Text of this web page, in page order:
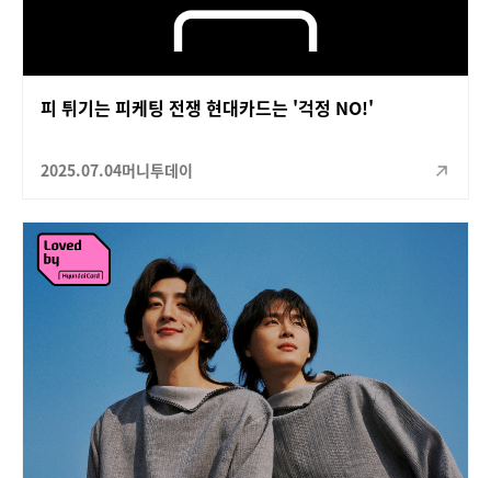
피 튀기는 피케팅 전쟁 현대카드는 '걱정 NO!'
2025.07.04머니투데이